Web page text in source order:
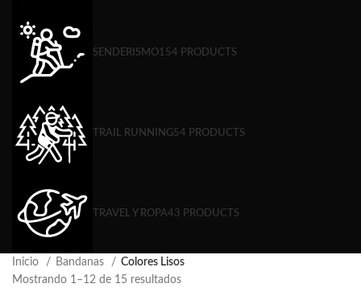
SENDERISMO154 PRODUCTS
TRAIL RUNNING54 PRODUCTS
TRAVEL Y ROPA43 PRODUCTS
Inicio Bandanas
Colores Lisos
Mostrando 1–12 de 15 resultados